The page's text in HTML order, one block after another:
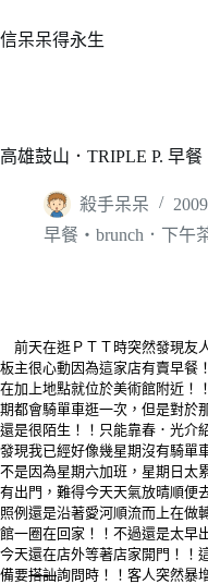
至
容
信呆呆得永生
高雄鼓山．TRIPLE P. 早餐
殺手呆呆
早餐‧brunch．下午
前天在逛ＰＴＴ時突然發現友
板主很心動因為這家店有賣早餐
在加上地點就位於美術館附近！
期都會騎單車逛一次，但是對於
還是很陌生！！只能靠春．光介
發現我已經好像幾星期沒有騎單
不是因為星期六加班，星期日太
有出門，難得今天天氣放晴順便
照例還是沿著愛河順流而上在做
館一圈在回家！！不過還是太早
今天還在店外等著店家開門！！
備要搭訕詢問時！！客人突然暴